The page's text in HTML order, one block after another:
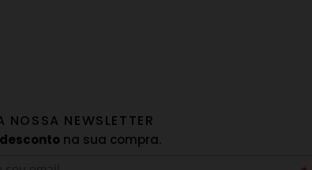
NOSSA NEWSLETTER
desconto na sua compra.